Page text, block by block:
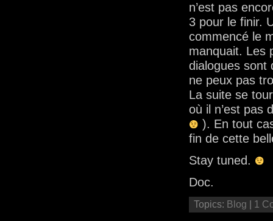
n’est pas
3 pour le finir.
commencé le
manquait. Les
dialogues sont
ne peux pas
La suite se
où il n’est pas
). En tout
fin de cette
Stay tuned.
Doc.
Topics: Blog 1